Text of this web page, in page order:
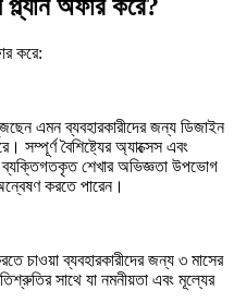
অফার করে?
করে:
এমন ব্যবহারকারীদের জন্য ডিজাইন
সম্পূর্ণ বৈশিষ্ট্যের অ্যাক্সেস এবং
শেখার অভিজ্ঞতা উপভোগ
করতে পারেন।
চাওয়া ব্যবহারকারীদের জন্য ৩ মাসের
সাথে যা নমনীয়তা এবং মূল্যের